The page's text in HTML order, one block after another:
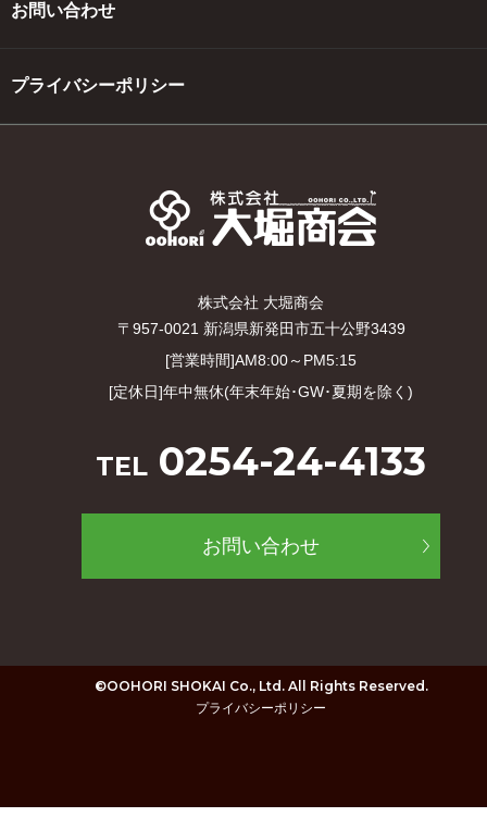
お問い合わせ
プライバシーポリシー
株式会社 大堀商会
〒957-0021 新潟県新発田市五十公野3439
[営業時間]AM8:00～PM5:15
[定休日]年中無休(年末年始･GW･夏期を除く)
TEL 0254-24-4133
お問い合わせ
©OOHORI SHOKAI Co., Ltd. All Rights Reserved.
プライバシーポリシー